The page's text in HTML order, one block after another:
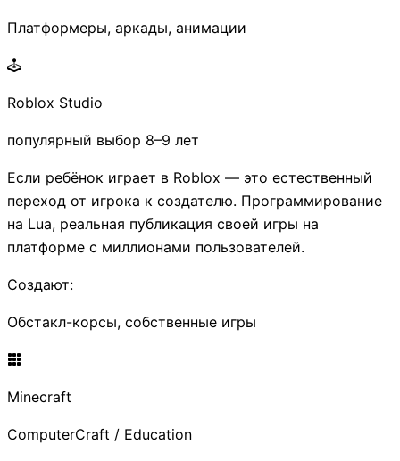
Платформеры, аркады, анимации
Roblox Studio
популярный выбор 8–9 лет
Если ребёнок играет в Roblox — это естественный
переход от игрока к создателю. Программирование
на Lua, реальная публикация своей игры на
платформе с миллионами пользователей.
Создают:
Обстакл-корсы, собственные игры
Minecraft
ComputerCraft / Education